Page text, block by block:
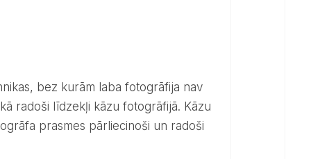
radoši līdzekļi kāzu fotogrāfijā. Kāzu
prasmes pārliecinoši un radoši